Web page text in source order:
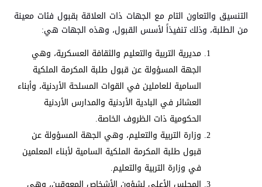
التنسيق والتعاون التام مع الجهات ذات العلاقة بقبول فئات معينة
من الطلبة، وذلك تنفيذاً لأسس القبول، وهذه الجهات هي:
مديرية التربية والتعليم والثقافة العسكرية، وهي
الجهة المسؤولة عن قبول طلبة المكرمة الملكية
السامية للعاملين في القوات المسلحة الأردنية، وأبناء
العشائر في البادية الأردنية والمدارس الأردنية
الحكومية ذات الظروف الخاصة.
وزارة التربية والتعليم، وهي الجهة المسؤولة عن
قبول طلبة المكرمة الملكية السامية لأبناء المعلمين
في وزارة التربية والتعليم.